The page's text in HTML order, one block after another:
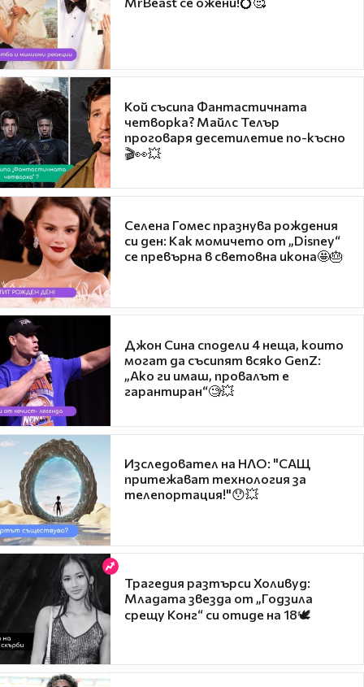
Кой съсипа Фантастичната
четворка? Майлс Телър
проговаря десетилетие по-късно
🎬👀💥
Селена Гомес празнува рождения
си ден: Как момичето от „Disney“
се превърна в световна икона🤩🎂
Джон Сина сподели 4 неща, които
могат да съсипят всяко GenZ:
„Ако ги имаш, провалът е
гарантиран“🧐💥
Изследовател на НЛО: "САЩ
притежават технология за
телепортация!"😯💥
Трагедия разтърси Холивуд:
Младата звезда от „Годзила
срещу Конг“ си отиде на 18🕊️